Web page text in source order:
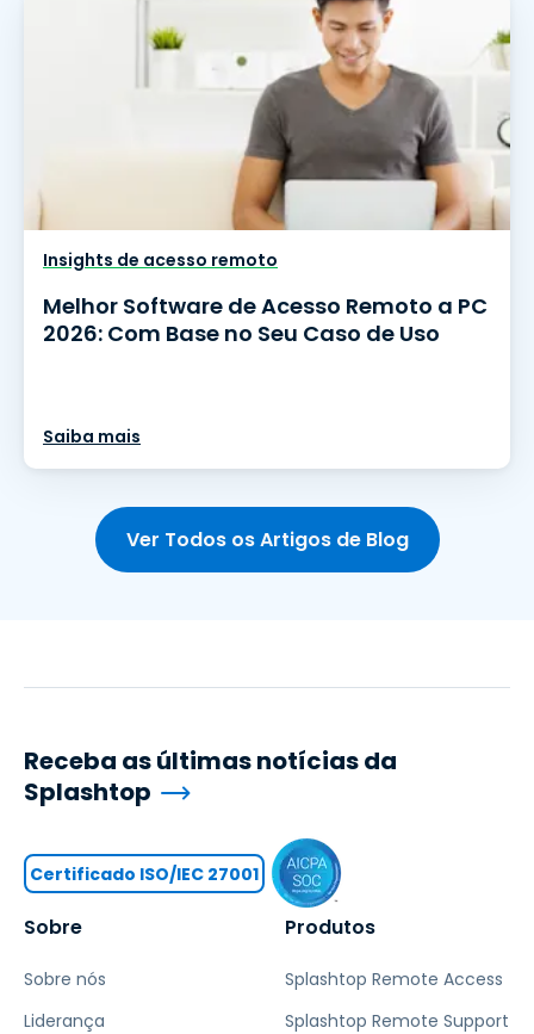
Insights de acesso remoto
Melhor Software de Acesso Remoto a PC
2026: Com Base no Seu Caso de Uso
Saiba mais
Ver Todos os Artigos de Blog
Sobre
Sobre nós
Liderança
Produtos
Splashtop Remote Access
Splashtop Remote Support
Receba as últimas notícias da
Splashtop
Certificado ISO/IEC 27001